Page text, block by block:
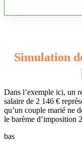
Simulation
Dans l’exemple ici, un
salaire de 2 146 €
qu’un couple marié ne
le barème d’imposition
bas